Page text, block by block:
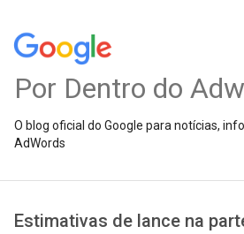
Por Dentro do
O blog oficial do Google para notícias,
AdWords
Estimativas de lance na